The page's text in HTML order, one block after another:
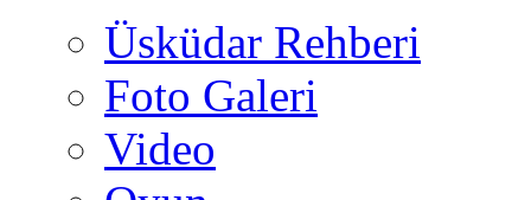
Üsküdar Rehberi
Foto Galeri
Video